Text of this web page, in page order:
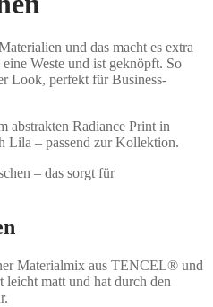
und das macht es extra
Weste und ist geknöpft. So
Look, perfekt für Business-
abstrakten Radiance Print in
Lila – passend zur Kollektion.
– das sorgt für
Materialmix aus TENCEL® und
leicht matt und hat durch den